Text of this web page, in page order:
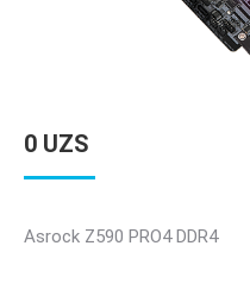
0 UZS
Asrock Z590 PRO4 DDR4